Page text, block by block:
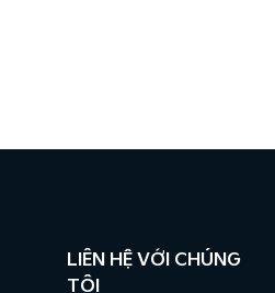
LIÊN HỆ VỚI CHÚNG
TÔI